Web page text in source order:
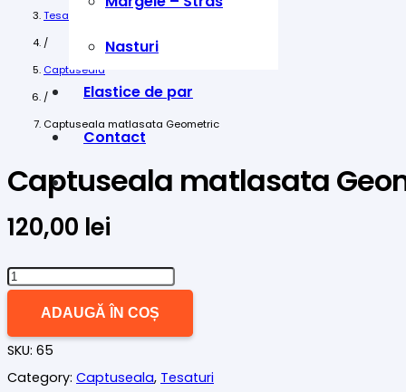
Nasturi
Elastice de par
Contact
Tesaturi
/
Captuseala
/
Captuseala matlasata Geometric
Captuseala matlasata
120,00 lei
Cantitate
Captuseala
matlasata
Geometric
ADAUGĂ ÎN COȘ
SKU: 65
Category: Captuseala, Tesaturi